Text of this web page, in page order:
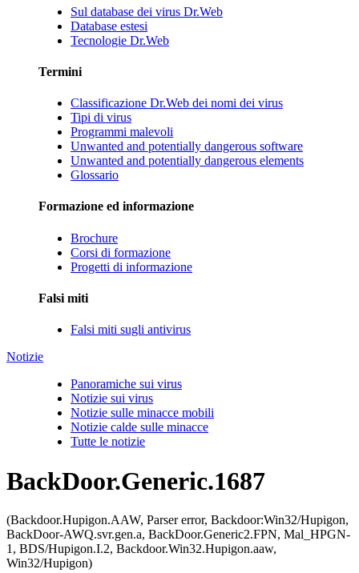
Sul database dei virus Dr.Web
Database estesi
Tecnologie Dr.Web
Termini
Classificazione Dr.Web dei nomi dei virus
Tipi di virus
Programmi malevoli
Unwanted and potentially dangerous software
Unwanted and potentially dangerous elements
Glossario
Formazione ed informazione
Brochure
Corsi di formazione
Progetti di informazione
Falsi miti
Falsi miti sugli antivirus
Notizie
Panoramiche sui virus
Notizie sui virus
Notizie sulle minacce mobili
Notizie calde sulle minacce
Tutte le notizie
BackDoor.Generic.1687
(Backdoor.Hupigon.AAW, Parser error, Backdoor:Win32/Hupigon,
BackDoor-AWQ.svr.gen.a, BackDoor.Generic2.FPN, Mal_HPGN-
1, BDS/Hupigon.I.2, Backdoor.Win32.Hupigon.aaw,
Win32/Hupigon)